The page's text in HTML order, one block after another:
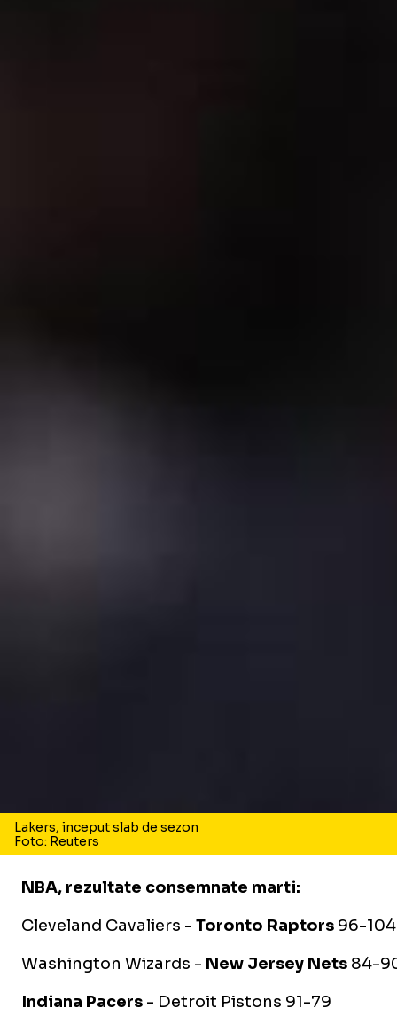
Lakers, inceput slab de sezon
Foto: Reuters
NBA, rezultate consemnate marti:
Cleveland Cavaliers - Toronto Raptors96-104
Washington Wizards - New Jersey Nets84-
Indiana Pacers- Detroit Pistons 91-79